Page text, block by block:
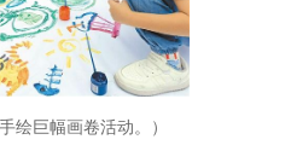
绘巨幅画卷活动。）